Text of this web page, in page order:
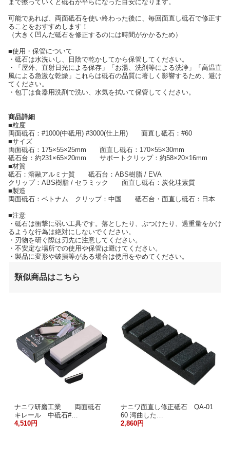
まで擦っていくと砥石が平らになった目安になります。
可能であれば、両面砥石を使い終わった後に、毎回面直し砥石で修正す
ることをおすすめします！
（大きく凹んだ砥石を修正するのには時間がかかるため）
■使用・保管について
・砥石は水洗いし、日陰で乾かしてから保管してください。
・「屋外、直射日光による保存」「お湯、洗剤等による洗浄」「高温直
風による急激な乾燥」これらは砥石の品質に著しく影響するため、避け
てください。
・包丁は食器用洗剤で洗い、水気を拭いて保管してください。
商品詳細
■粒度
両面砥石：#1000(中砥用) #3000(仕上用) 面直し砥石：#60
■サイズ
両面砥石：175×55×25mm 面直し砥石：170×55×30mm
砥石台：約231×65×20mm サポートクリップ：約58×20×16mm
■材質
砥石：溶融アルミナ質 砥石台：ABS樹脂 / EVA
クリップ：ABS樹脂 / セラミック 面直し砥石：炭化珪素質
■製造
両面砥石：ベトナム クリップ：中国 砥石台・面直し砥石：日本
■注意
・砥石は衝撃に弱い工具です。落としたり、ぶつけたり、過重量をかけ
るような行為は絶対にしないでください。
・刃物を研ぐ際は刃先に注意してください。
・不安定な場所での使用や保管は避けてください。
・製品に変形や破損等がある場合は使用をやめてください。
類似商品はこちら
ナニワ研磨工業 両面砥石
キレール 中砥石#…
4,510円
ナニワ面直し修正砥石 QA-01
60 湾曲した…
2,860円